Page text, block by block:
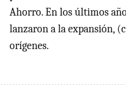
Ahorro. En los últimos
lanzaron a la expansión,
orígenes.